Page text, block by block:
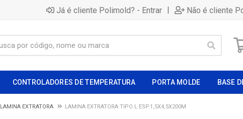
Já é cliente Polimold? - Entrar | Não é cliente
CONTROLADORES DE TEMPERATURA PORTA MOLDE BASE
LAMINA EXTRATORA LAMINA EXTRATORA TIPO L ESP.1,5X4,5X200M